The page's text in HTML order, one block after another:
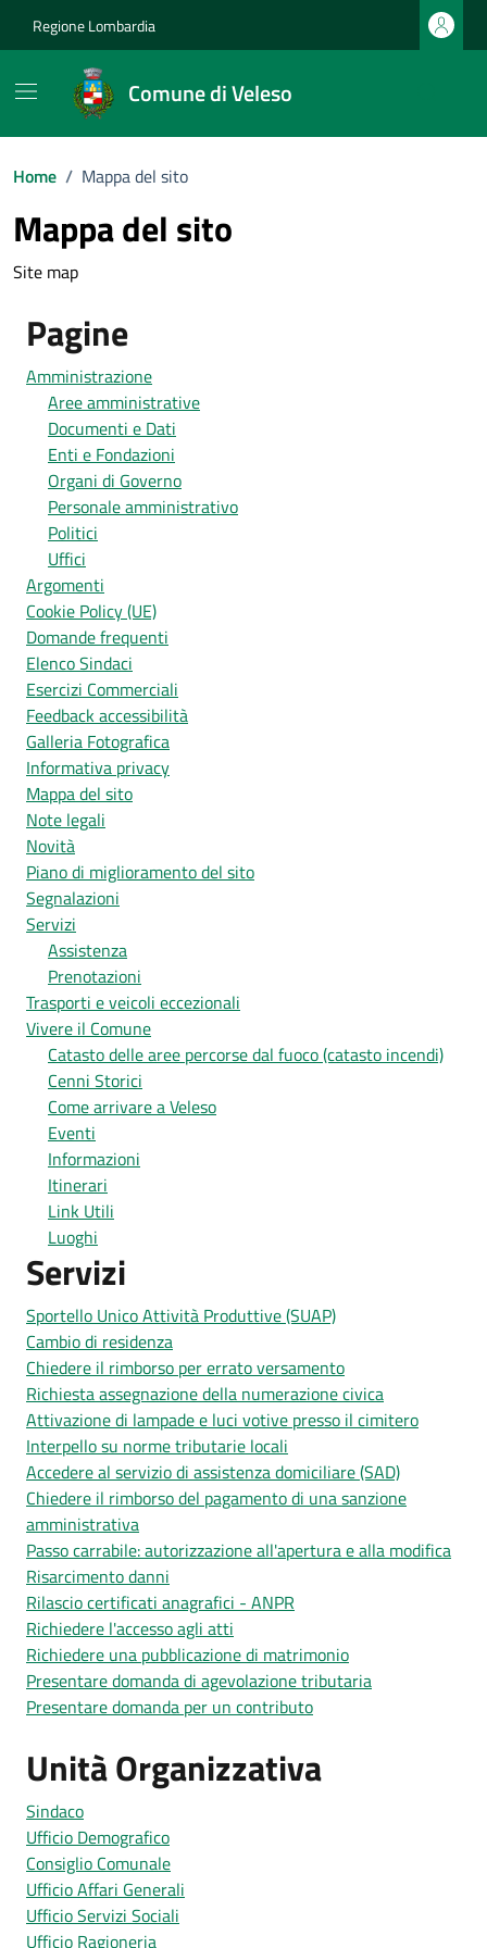
Regione Lombardia
Comune di Veleso
Home / Mappa del sito
Mappa del sito
Site map
Pagine
Amministrazione
Aree amministrative
Documenti e Dati
Enti e Fondazioni
Organi di Governo
Personale amministrativo
Politici
Uffici
Argomenti
Cookie Policy (UE)
Domande frequenti
Elenco Sindaci
Esercizi Commerciali
Feedback accessibilità
Galleria Fotografica
Informativa privacy
Mappa del sito
Note legali
Novità
Piano di miglioramento del sito
Segnalazioni
Servizi
Assistenza
Prenotazioni
Trasporti e veicoli eccezionali
Vivere il Comune
Catasto delle aree percorse dal fuoco (catasto incendi)
Cenni Storici
Come arrivare a Veleso
Eventi
Informazioni
Itinerari
Link Utili
Luoghi
Servizi
Sportello Unico Attività Produttive (SUAP)
Cambio di residenza
Chiedere il rimborso per errato versamento
Richiesta assegnazione della numerazione civica
Attivazione di lampade e luci votive presso il cimitero
Interpello su norme tributarie locali
Accedere al servizio di assistenza domiciliare (SAD)
Chiedere il rimborso del pagamento di una sanzione
amministrativa
Passo carrabile: autorizzazione all'apertura e alla modifica
Risarcimento danni
Rilascio certificati anagrafici - ANPR
Richiedere l'accesso agli atti
Richiedere una pubblicazione di matrimonio
Presentare domanda di agevolazione tributaria
Presentare domanda per un contributo
Unità Organizzativa
Sindaco
Ufficio Demografico
Consiglio Comunale
Ufficio Affari Generali
Ufficio Servizi Sociali
Ufficio Ragioneria